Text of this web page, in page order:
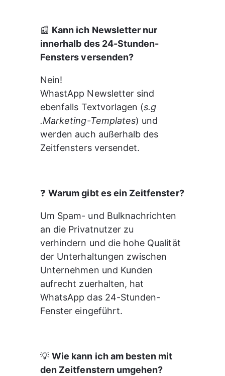
📰 Kann ich Newsletter nur
innerhalb des 24-Stunden-
Fensters versenden?
Nein!
WhastApp Newsletter sind
ebenfalls Textvorlagen (s.g
.Marketing-Templates) und
werden auch außerhalb des
Zeitfensters versendet.
❓ Warum gibt es ein Zeitfenster?
Um Spam- und Bulknachrichten
an die Privatnutzer zu
verhindern und die hohe Qualität
der Unterhaltungen zwischen
Unternehmen und Kunden
aufrecht zuerhalten, hat
WhatsApp das 24-Stunden-
Fenster eingeführt.
💡 Wie kann ich am besten mit
den Zeitfenstern umgehen?